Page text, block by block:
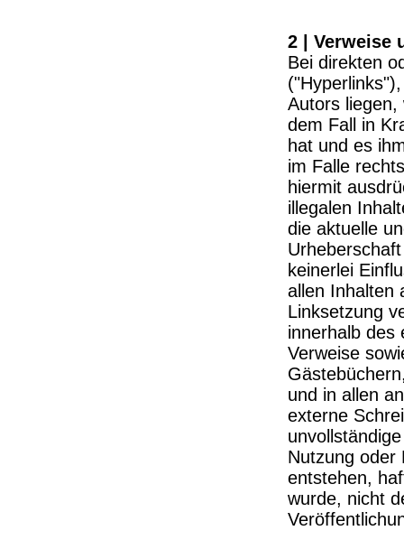
2 | Verweise
Bei direkten
Autors liegen,
dem Fall in
hat und es
im Falle
hiermit
illegalen
die aktuelle
keinerlei
allen Inhalten
Linksetzung
innerhalb des
Verweise
und in allen
externe
Nutzung oder
entstehen,
wurde, nicht